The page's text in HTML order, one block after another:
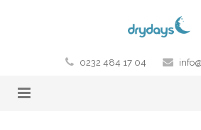
0232 484 17 04